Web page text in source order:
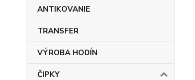
ANTIKOVANIE
TRANSFER
VÝROBA HODÍN
ČIPKY